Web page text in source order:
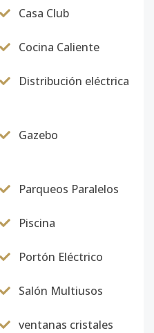
Casa Club
Cocina Caliente
Distribución eléctrica
Gazebo
Parqueos Paralelos
Piscina
Portón Eléctrico
Salón Multiusos
ventanas cristales